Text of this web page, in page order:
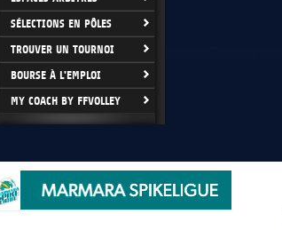
SÉLECTIONS EN PÔLES
TROUVER UN TOURNOI
BOURSE À L'EMPLOI
MY COACH BY FFVOLLEY